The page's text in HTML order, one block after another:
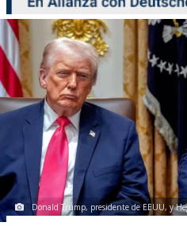
Donald Trump, presidente de EEUU, y